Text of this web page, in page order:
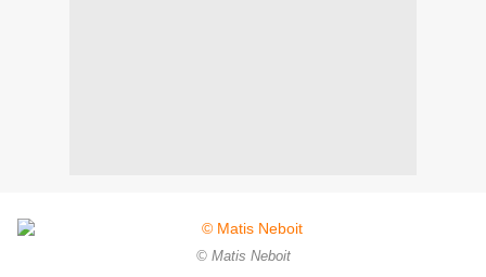
© Matis Neboit